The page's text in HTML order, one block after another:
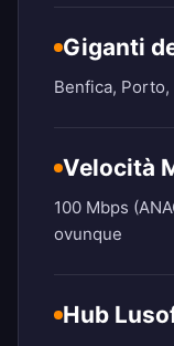
Giganti
Benfica,
Velocità
100 Mbps
ovunque
Hub